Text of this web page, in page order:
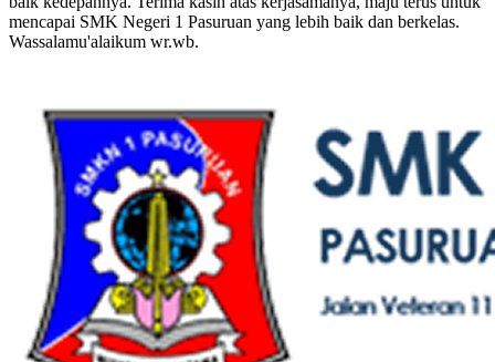
mencapai SMK Negeri 1 Pasuruan yang lebih baik dan berkelas.
Wassalamu'alaikum wr.wb.